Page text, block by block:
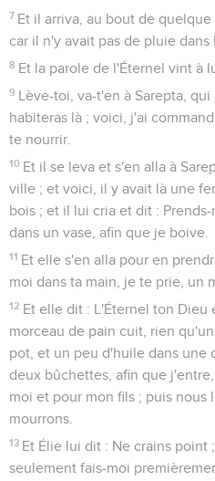
7 Et il arriva, au bout de
car il n'y avait pas de pluie dans
8 Et la parole de l'Éternel vint à
9 Lève-toi, va-t'en à Sarepta,
habiteras là ; voici, j'ai
te nourrir.
10 Et il se leva et s'en alla à
ville ; et voici, il y avait là une
bois ; et il lui cria et dit :
dans un vase, afin que je boive.
11 Et elle s'en alla pour en
moi dans ta main, je te prie, un
12 Et elle dit : L'Éternel ton Dieu
morceau de pain cuit, rien
pot, et un peu d'huile dans une
deux bûchettes, afin que
moi et pour mon fils ; puis nous
mourrons.
13 Et Élie lui dit : Ne crains point
seulement fais-moi